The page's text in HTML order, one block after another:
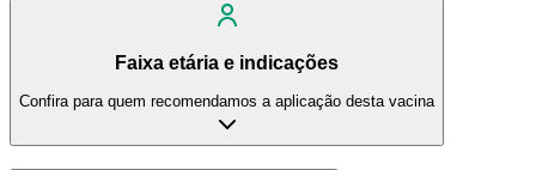
Faixa etária e indicações
Confira para quem recomendamos a aplicação desta vacina